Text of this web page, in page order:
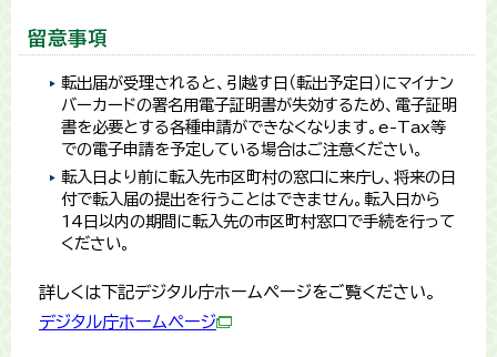
留意事項
転出届が受理されると、引越す日（転出予定日）にマイナン
バーカードの署名用電子証明書が失効するため、電子証明
書を必要とする各種申請ができなくなります。e-Tax等
での電子申請を予定している場合はご注意ください。
転入日より前に転入先市区町村の窓口に来庁し、将来の日
付で転入届の提出を行うことはできません。転入日から
14日以内の期間に転入先の市区町村窓口で手続を行って
ください。
詳しくは下記デジタル庁ホームページをご覧ください。
デジタル庁ホームページ